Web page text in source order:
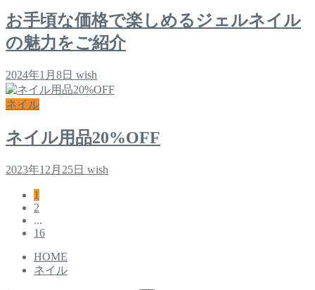
お手頃な価格で楽しめるジェルネイル
の魅力をご紹介
2024年1月8日 wish
ネイル
ネイル用品20%OFF
2023年12月25日 wish
1
2
...
16
HOME
ネイル